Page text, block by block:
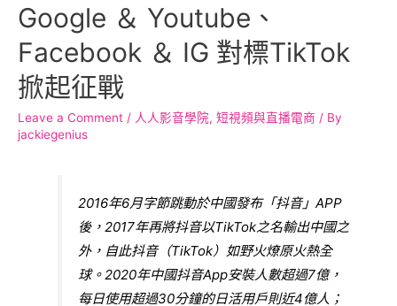
Google ＆ Youtube、
Facebook ＆ IG 對標TikTok
掀起征戰
Leave a Comment / 人人影音學院, 短視頻與直播電商 / By
jackiegenius
2016年6月字節跳動於中國發布「抖音」APP
後，2017年再將抖音以TikTok之名輸出中國之
外，自此抖音（TikTok）如野火燎原火熱全
球。2020年中國抖音App安裝人數超過7億，
每日使用超過30分鐘的日活用戶則近4億人；